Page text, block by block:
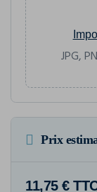
JPG,
Prix
11,75 €